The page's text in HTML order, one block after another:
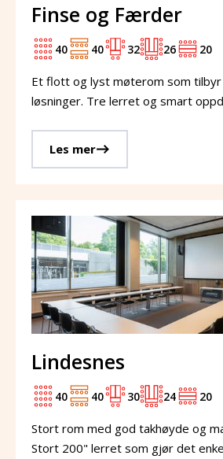
Finse og Færder
40 40 32 26 20
Et flott og lyst møterom som tilbyr
løsninger. Tre lerret og smart
Les mer
Lindesnes
40 40 30 24 20
Stort rom med god takhøyde og
Stort 200" lerret som gjør det